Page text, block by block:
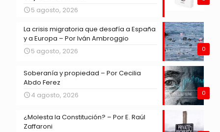
5 agosto, 2026
0
La crisis migratoria que desafía a España
y a Europa – Por Iván Ambroggio
5 agosto, 2026
0
Soberanía y propiedad – Por Cecilia
Abdo Ferez
4 agosto, 2026
¿Molesta la Constitución? – Por E. Raúl
Zaffaroni